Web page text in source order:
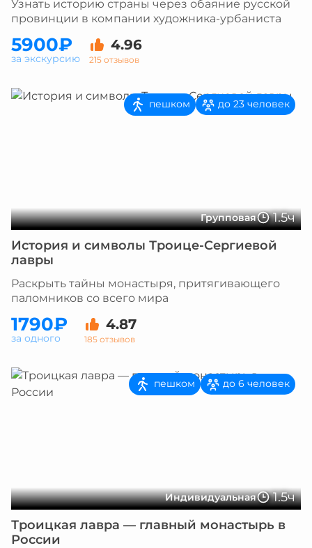
Узнать историю страны через обаяние русской
провинции в компании художника-урбаниста
5900₽ 4.96
215 отзывов
за экскурсию
Групповая 1.5ч
пешком до 23 человек
История и символы Троице-Сергиевой
лавры
Раскрыть тайны монастыря, притягивающего
паломников со всего мира
1790₽ 4.87
185 отзывов
за одного
Индивидуальная 1.5ч
пешком до 6 человек
Троицкая лавра — главный монастырь в
России